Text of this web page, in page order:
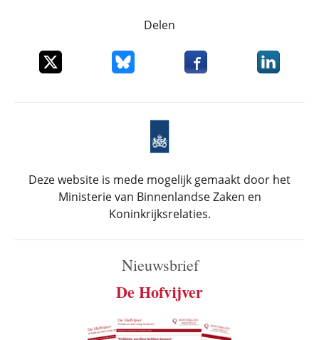
Delen
Deel dit item op XDeel dit item op Bluesky
Deel dit item opDeel dit
Deze website is mede mogelijk gemaakt door het
Ministerie van Binnenlandse Zaken en
Koninkrijksrelaties.
Nieuwsbrief
De Hofvijver